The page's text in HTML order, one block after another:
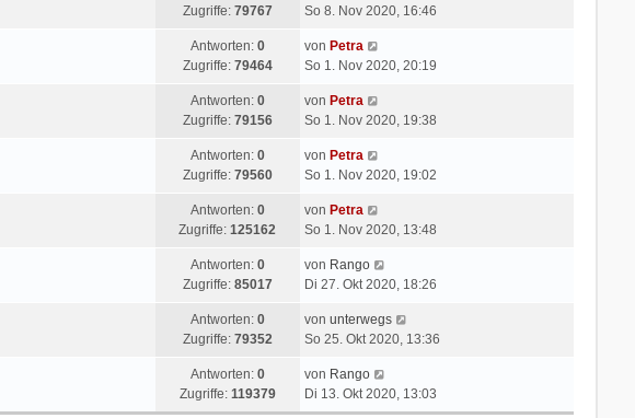
Zugriffe: 79767
So 8. Nov 2020, 16:46
Antworten: 0
Zugriffe: 79464
von Petra
So 1. Nov 2020, 20:19
Antworten: 0
Zugriffe: 79156
von Petra
So 1. Nov 2020, 19:38
Antworten: 0
Zugriffe: 79560
von Petra
So 1. Nov 2020, 19:02
Antworten: 0
Zugriffe:125162
von Petra
So 1. Nov 2020, 13:48
Antworten: 0
Zugriffe: 85017
von Rango
Di 27. Okt 2020, 18:26
Antworten: 0
Zugriffe: 79352
von unterwegs
So 25. Okt 2020, 13:36
Antworten: 0
Zugriffe: 119379
von Rango
Di 13. Okt 2020, 13:03